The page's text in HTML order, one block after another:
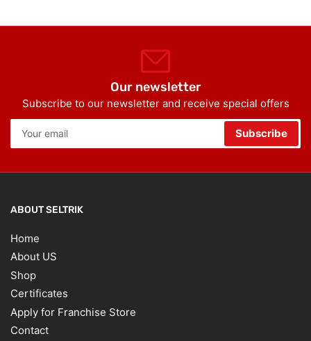
Our newsletter
Subscribe to our newsletter and receive special offers
Your
email
Subscribe
ABOUT SELTRIK
Home
About US
Shop
Certificates
Apply for Franchise Store
Contact